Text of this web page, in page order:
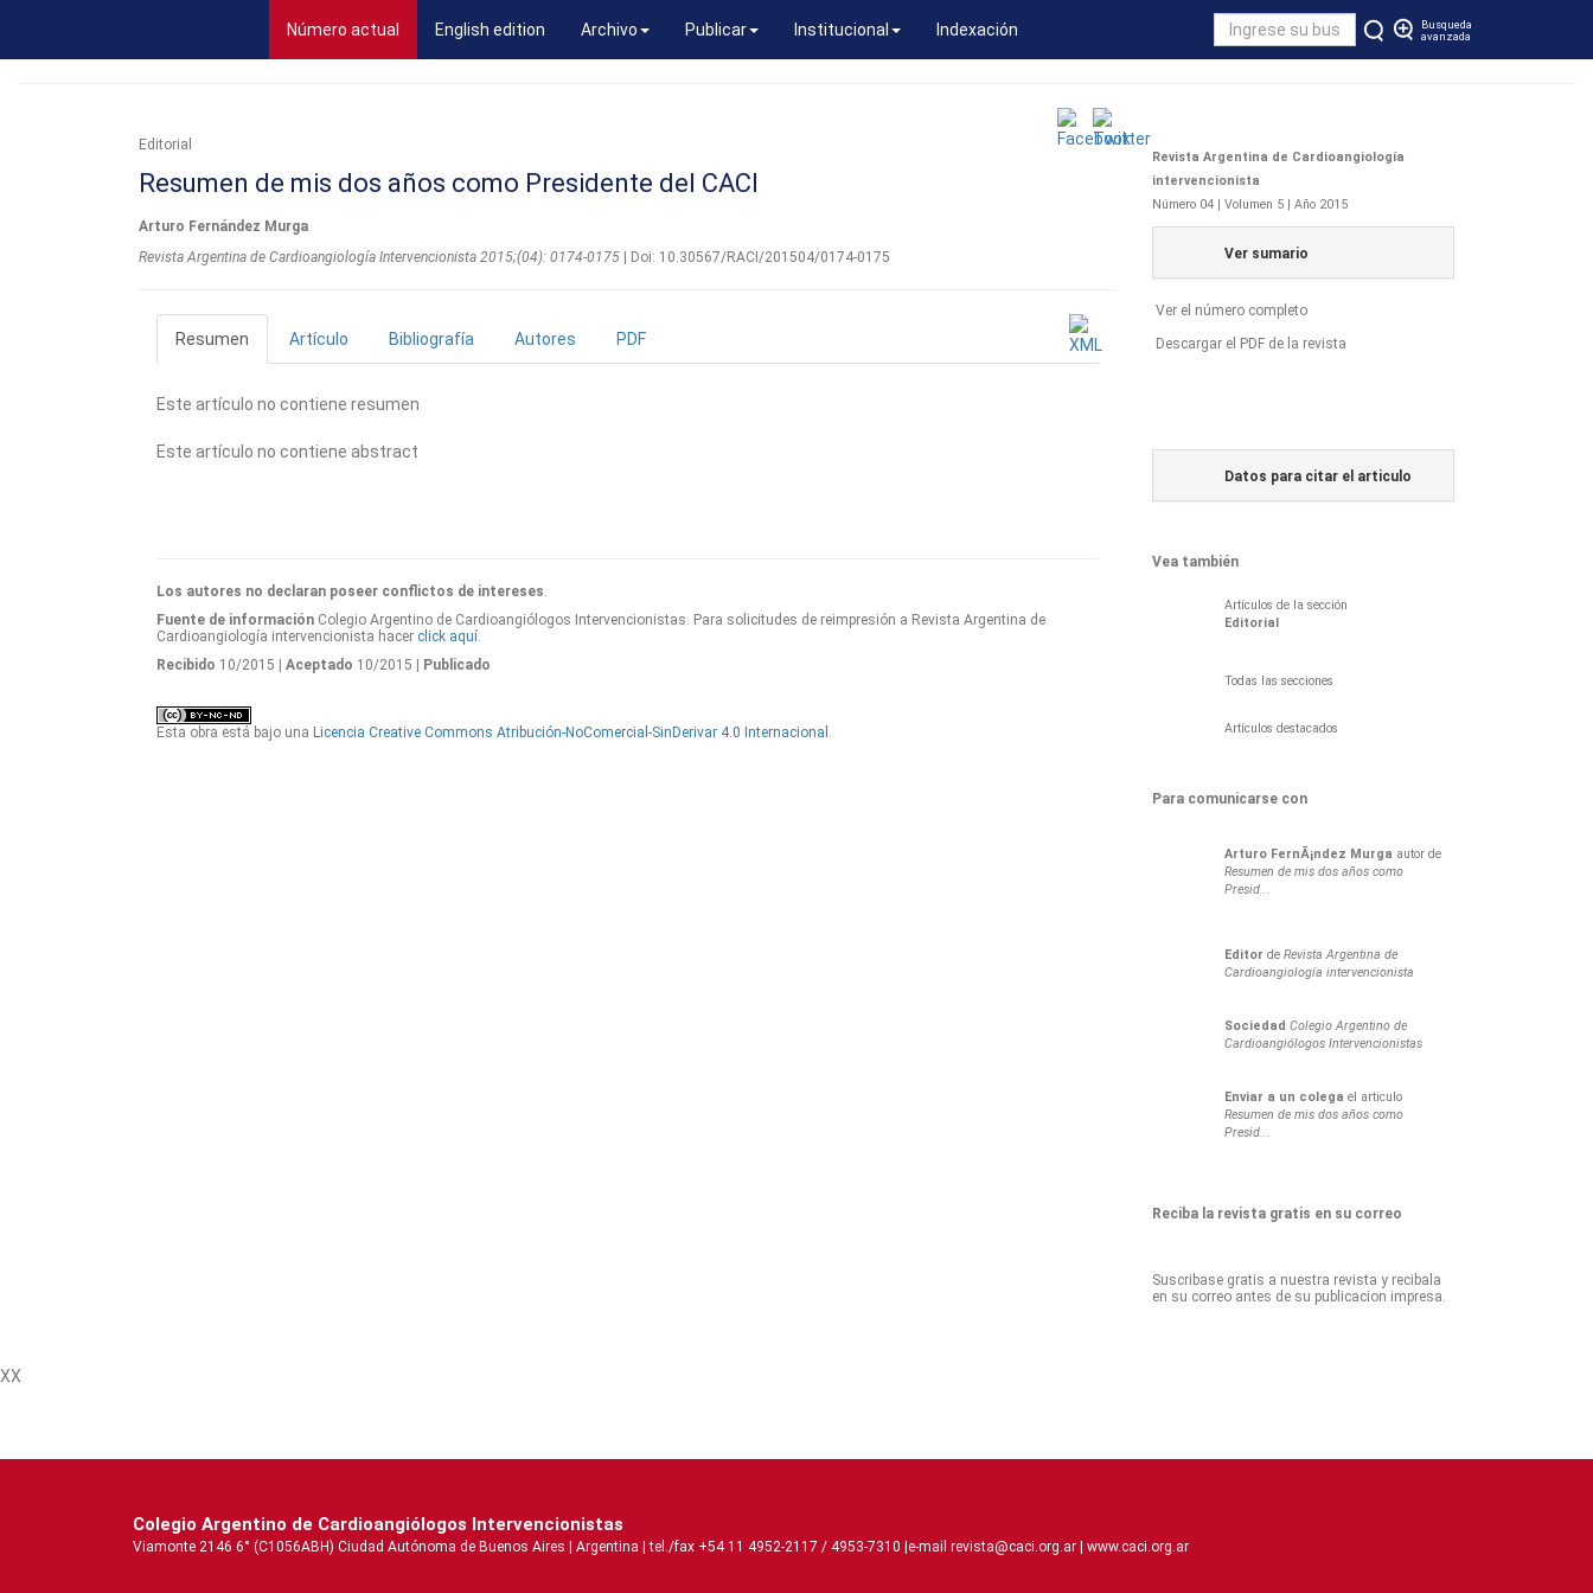
Número actual (current)English edition Archivo Publicar Institucional Indexación
Busqueda
avanzada
Editorial
Resumen de mis dos años como Presidente del CACI
Arturo Fernández Murga
Revista Argentina de Cardioangiologí­a Intervencionista 2015;(04): 0174-0175 | Doi: 10.30567/RACI/201504/0174-0175
Resumen Artículo Bibliografía Autores PDF
Este artículo no contiene resumen
Este artículo no contiene abstract
Los autores no declaran poseer conflictos de intereses.
Fuente de información Colegio Argentino de Cardioangiólogos Intervencionistas. Para solicitudes de reimpresión a Revista Argentina de
Cardioangiología intervencionista hacer click aquí.
Recibido 10/2015 | Aceptado 10/2015 | Publicado
Esta obra está bajo una Licencia Creative Commons Atribución-NoComercial-SinDerivar 4.0 Internacional .
Revista Argentina de Cardioangiología
intervencionista
Número 04 | Volumen 5 | Año 2015
Ver sumario
Ver el número completo
Descargar el PDF de la revista
Datos para citar el articulo
Vea también
Artículos de la sección
Editorial
Todas las secciones
Artículos destacados
Para comunicarse con
Arturo FernÃ¡ndez Murga autor de
Resumen de mis dos años como
Presid...
Editor de Revista Argentina de
Cardioangiología intervencionista
Sociedad Colegio Argentino de
Cardioangiólogos Intervencionistas
Enviar a un colega el articulo
Resumen de mis dos años como
Presid...
Reciba la revista gratis en su correo
Suscribase gratis a nuestra revista y recibala
en su correo antes de su publicacion impresa.
XX
Colegio Argentino de Cardioangiólogos Intervencionistas
Viamonte 2146 6° (C1056ABH) Ciudad Autónoma de Buenos Aires | Argentina | tel./fax +54 11 4952-2117 / 4953-7310 |e-mail revista@caci.org.ar | www.caci.org.ar